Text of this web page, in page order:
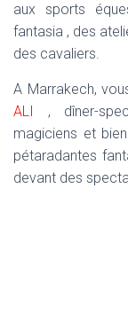
aux sports
fantasia , des
des cavaliers.
A Marrakech,
ALI
, dîner-
magiciens et
pétaradantes
devant des